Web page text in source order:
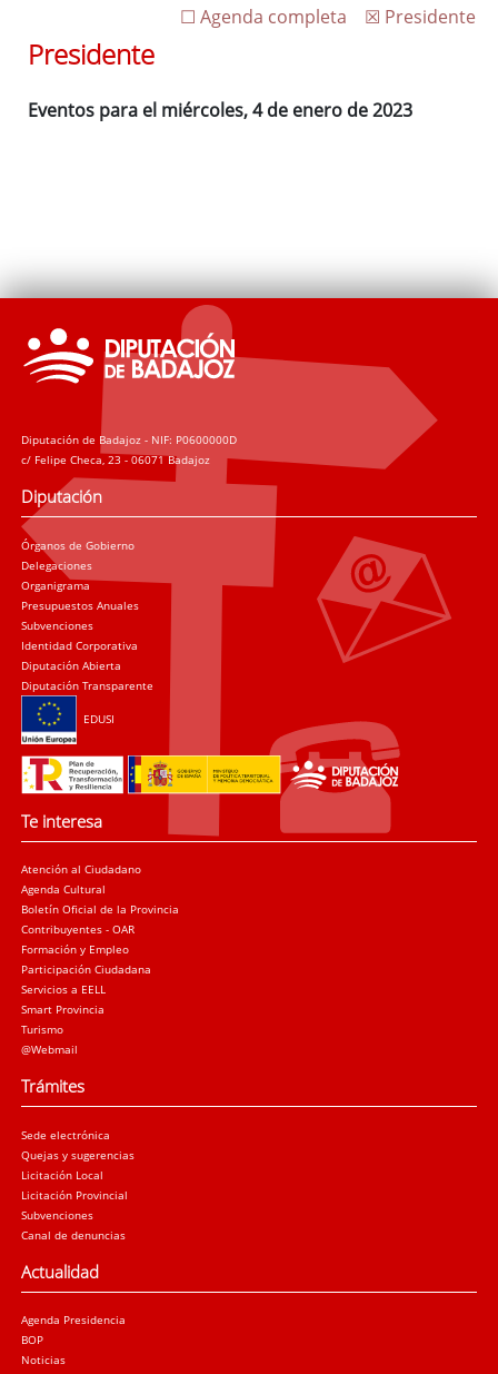
☒ Presidente
☐ Agenda completa
Presidente
Eventos para el miércoles, 4 de enero de 2023
Diputación de Badajoz - NIF: P0600000D
c/ Felipe Checa, 23 - 06071 Badajoz
Diputación
Órganos de Gobierno
Delegaciones
Organigrama
Presupuestos Anuales
Subvenciones
Identidad Corporativa
Diputación Abierta
Diputación Transparente
EDUSI
Te interesa
Atención al Ciudadano
Agenda Cultural
Boletín Oficial de la Provincia
Contribuyentes - OAR
Formación y Empleo
Participación Ciudadana
Servicios a EELL
Smart Provincia
Turismo
@Webmail
Trámites
Sede electrónica
Quejas y sugerencias
Licitación Local
Licitación Provincial
Subvenciones
Canal de denuncias
Actualidad
Agenda Presidencia
BOP
Noticias